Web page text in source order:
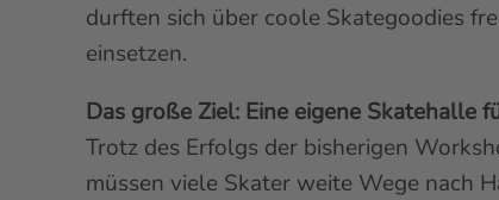
durften sich über coole Skategoodies
einsetzen.
Das große Ziel: Eine eigene Skatehalle
Trotz des Erfolgs der bisherigen
müssen viele Skater weite Wege nach